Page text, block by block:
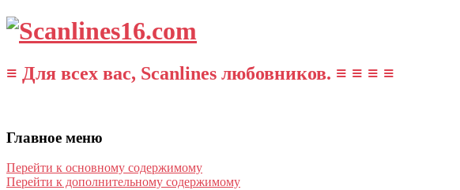
≡ Для всех вас, Scanlines любовников. ≡ ≡ ≡ ≡
Главное меню
Перейти к основному содержимому
Перейти к дополнительному содержимому